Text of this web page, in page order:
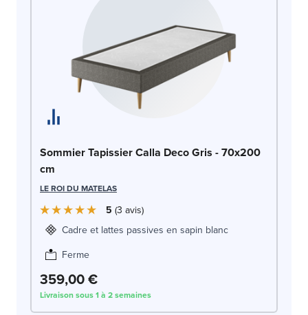
Sommier Tapissier Calla Deco Gris - 70x200
cm
LE ROI DU MATELAS
5 3 avis
Cadre et lattes passives en sapin blanc
Ferme
359,00 €
Livraison sous 1 à 2 semaines